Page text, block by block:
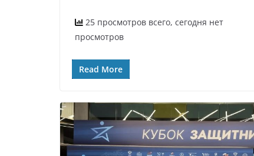
25 просмотров всего, сегодня нет
просмотров
Read More